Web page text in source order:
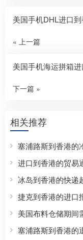
美国手机DHL进口
« 上一篇
美国手机海运拼箱
下一篇 »
相关推荐
塞浦路斯到香港的
进口到香港的贸易
冰岛到香港的快递
捷克到香港的进口
美国布料仓储期间
塞浦路斯到香港的